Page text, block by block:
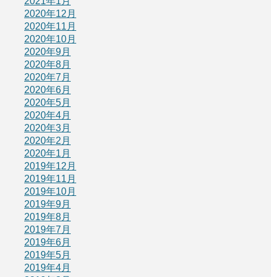
2020年12月
2020年11月
2020年10月
2020年9月
2020年8月
2020年7月
2020年6月
2020年5月
2020年4月
2020年3月
2020年2月
2020年1月
2019年12月
2019年11月
2019年10月
2019年9月
2019年8月
2019年7月
2019年6月
2019年5月
2019年4月